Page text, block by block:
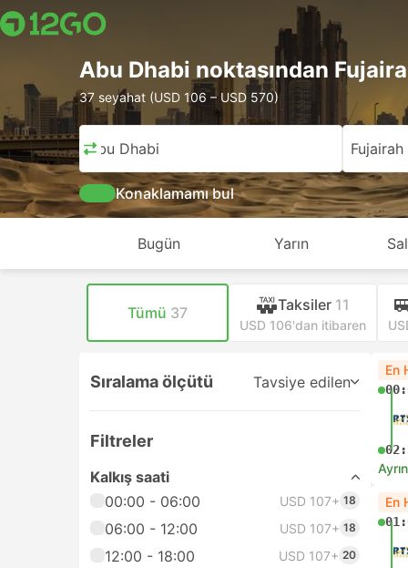
Abu Dhabi noktasından
37 seyahat (USD 106 – USD 570)
Abu Dhabi Fujairah
Konaklamamı bul
Bugün Yarın
Tümü 37 Taksiler 11
USD 106'dan itibaren
Sıralama ölçütü Tavsiye edilen
Filtreler
Kalkış saati
00:00 - 06:00
USD 107+ 18
06:00 - 12:00 USD 107+ 18
12:00 - 18:00 USD 107+ 20
En
En